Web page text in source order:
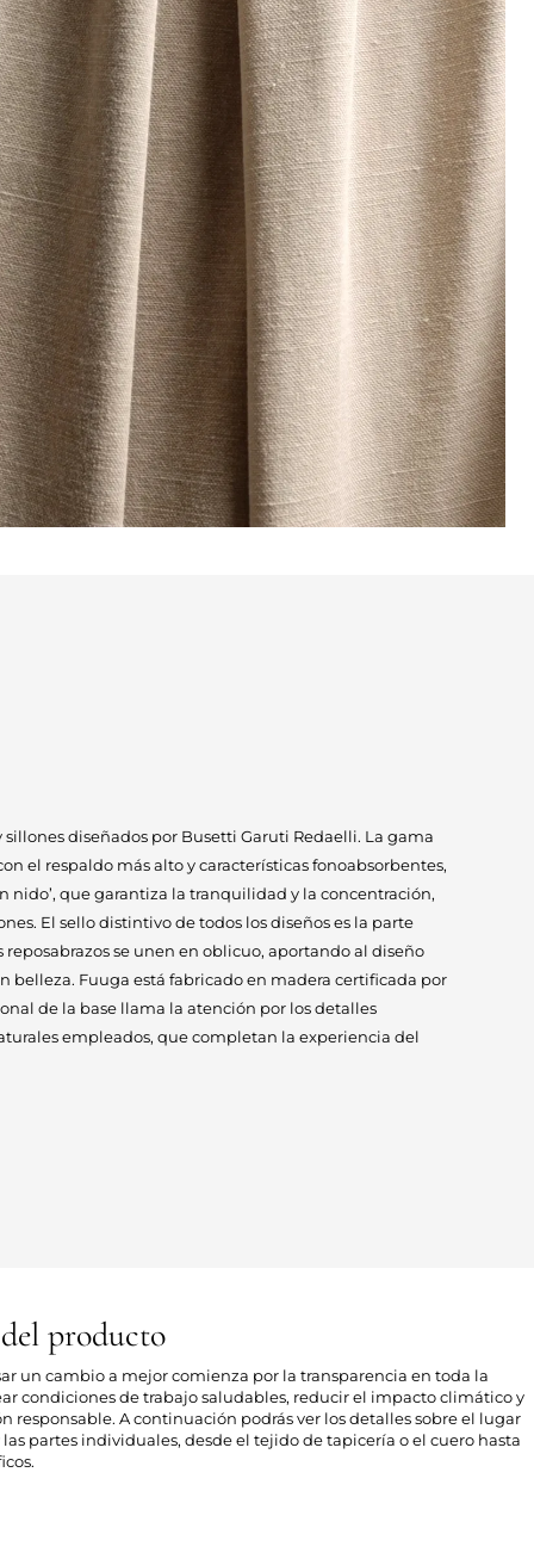
sillones diseñados por Busetti Garuti Redaelli. La gama
el respaldo más alto y características fonoabsorbentes,
nido’, que garantiza la tranquilidad y la concentración,
El sello distintivo de todos los diseños es la parte
reposabrazos se unen en oblicuo, aportando al diseño
belleza. Fuuga está fabricado en madera certificada por
de la base llama la atención por los detalles
empleados, que completan la experiencia del
producto
un cambio a mejor comienza por la transparencia en toda la
condiciones de trabajo saludables, reducir el impacto climático y
responsable. A continuación podrás ver los detalles sobre el lugar
partes individuales, desde el tejido de tapicería o el cuero hasta